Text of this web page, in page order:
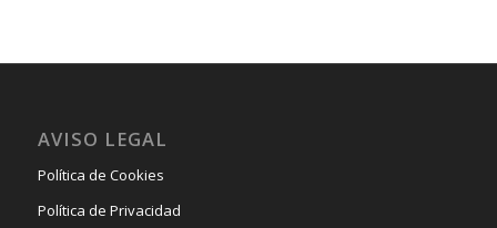
AVISO LEGAL
Política de Cookies
Política de Privacidad